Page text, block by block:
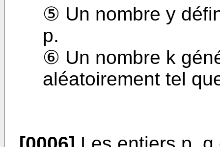
⑤ Un nombre y
p.
⑥ Un nombre k
aléatoirement tel